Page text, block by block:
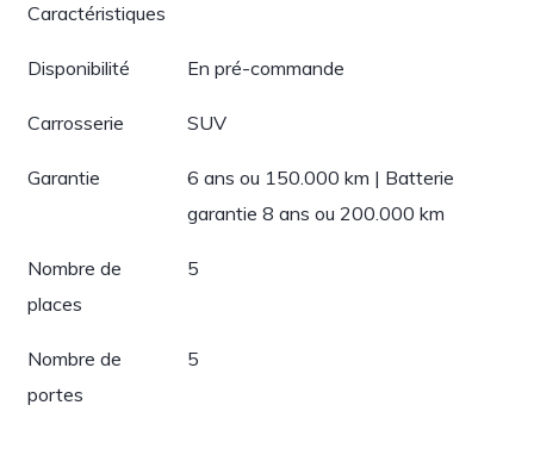
Caractéristiques
Disponibilité En pré-commande
Carrosserie SUV
Garantie
6 ans ou 150.000 km | Batterie
garantie 8 ans ou 200.000 km
Nombre de
places
5
Nombre de
portes
5